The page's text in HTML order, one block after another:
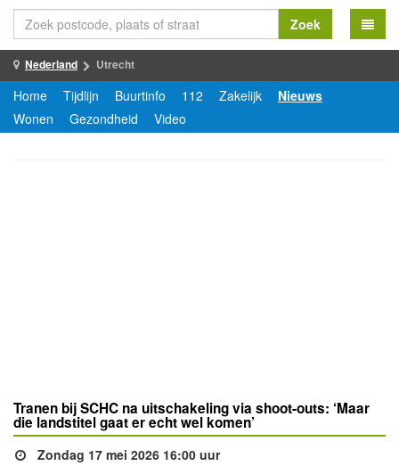
Zoek
Nederland Utrecht
Home Tijdlijn Buurtinfo 112 Zakelijk
Nieuws
Wonen
Gezondheid Video
Tranen bij SCHC na uitschakeling via shoot-outs: ‘Maar
die landstitel gaat er echt wel komen’
Zondag 17 mei 2026 16:00 uur